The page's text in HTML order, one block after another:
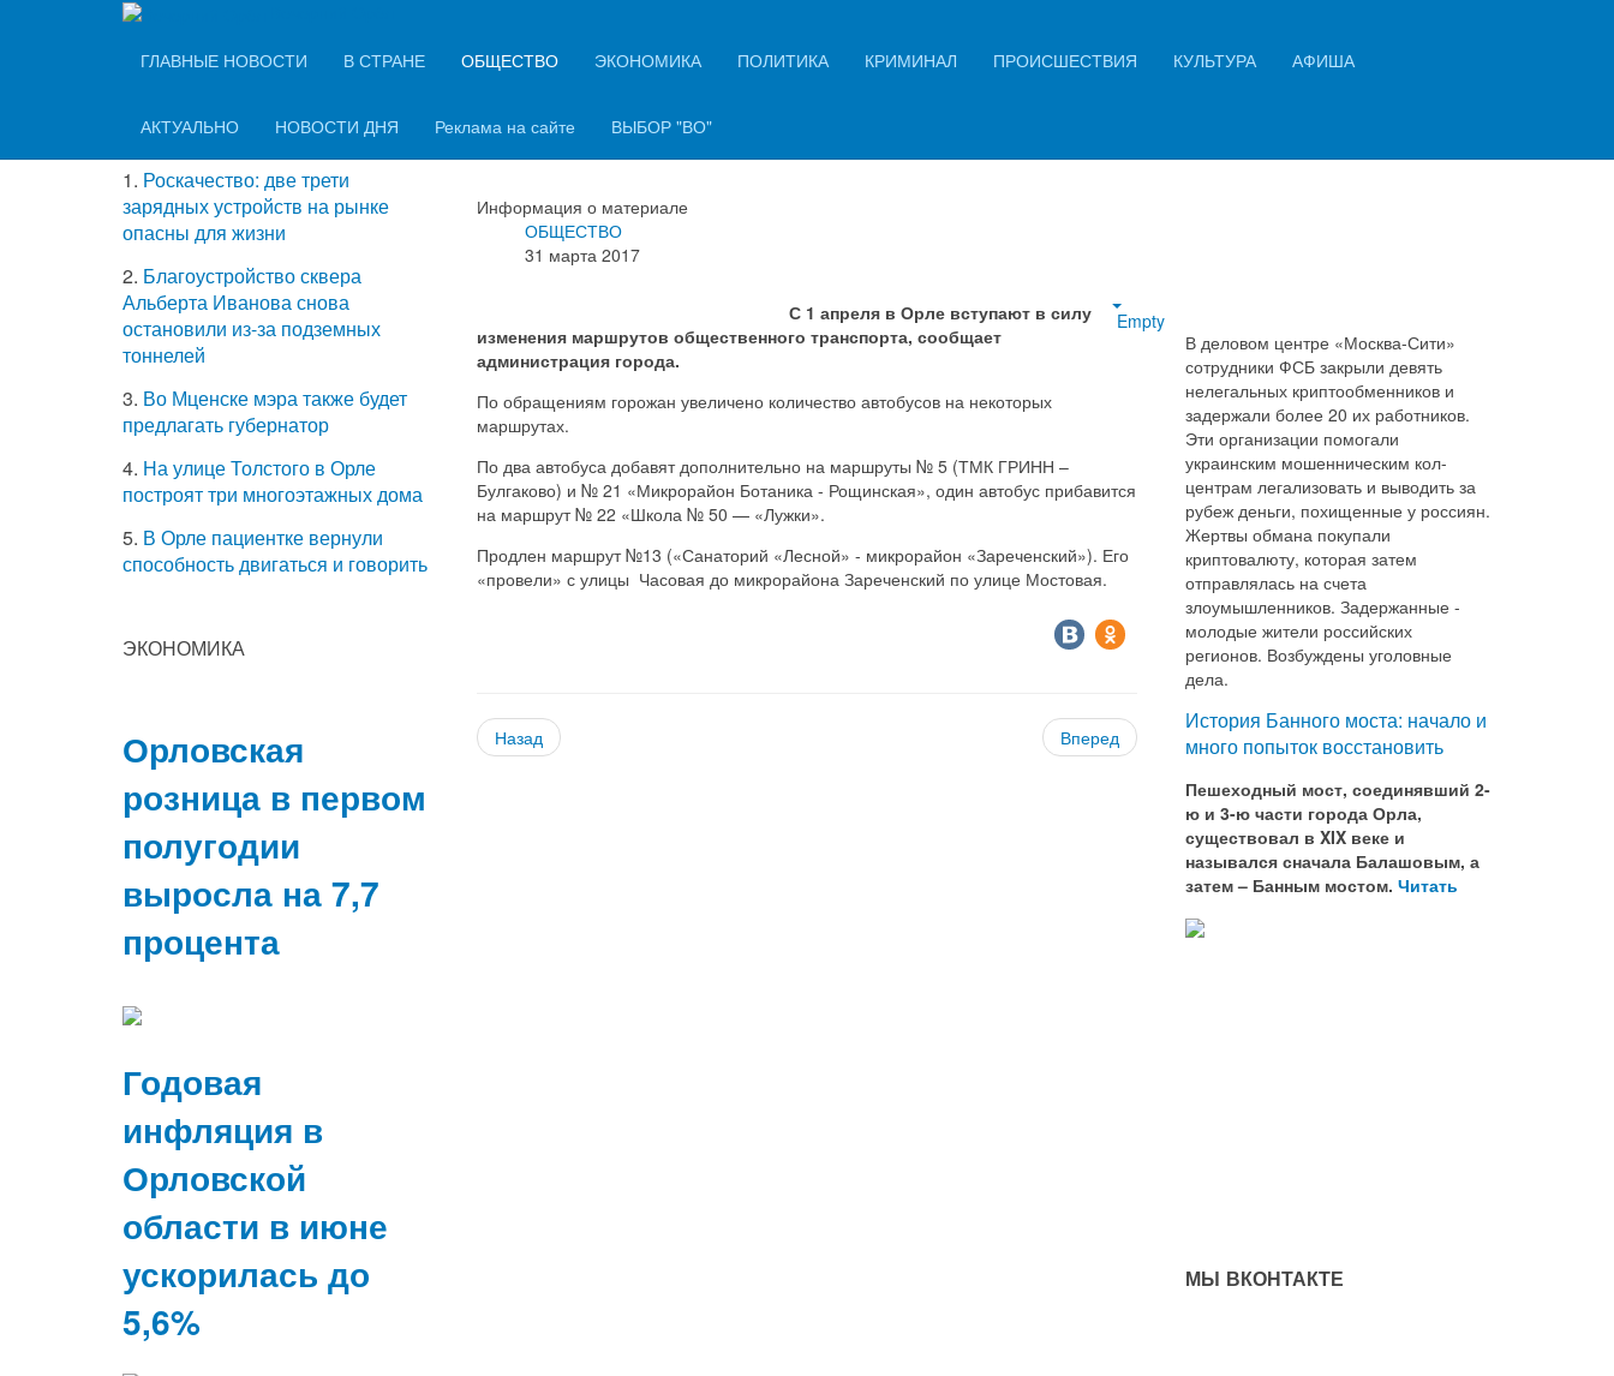
ГЛАВНЫЕ НОВОСТИ
В СТРАНЕ ОБЩЕСТВО ЭКОНОМИКА ПОЛИТИКА КРИМИНАЛ ПРОИСШЕСТВИЯ КУЛЬТУРА АФИША
АКТУАЛЬНО НОВОСТИ ДНЯ Реклама на сайте ВЫБОР "ВО"
В Орле увеличат число автобусов на
трех маршрутах
Информация о материале
ОБЩЕСТВО
31 марта 2017
Empty
С 1 апреля в Орле вступают в силу
изменения маршрутов общественного транспорта, сообщает
администрация города.
По обращениям горожан увеличено количество автобусов на некоторых
маршрутах.
По два автобуса добавят дополнительно на маршруты № 5 (ТМК ГРИНН –
Булгаково) и № 21 «Микрорайон Ботаника - Рощинская», один автобус прибавится
на маршрут № 22 «Школа № 50 — «Лужки».
Продлен маршрут №13 («Санаторий «Лесной» - микрорайон «Зареченский»). Его
«провели» с улицы Часовая до микрорайона Зареченский по улице Мостовая.
Назад Вперед
1. Роскачество: две трети
зарядных устройств на рынке
опасны для жизни
2. Благоустройство сквера
Альберта Иванова снова
остановили из-за подземных
тоннелей
3. Во Мценске мэра также будет
предлагать губернатор
4. На улице Толстого в Орле
построят три многоэтажных дома
5. В Орле пациентке вернули
способность двигаться и говорить
ЭКОНОМИКА
Орловская
розница в первом
полугодии
выросла на 7,7
процента
Годовая
инфляция в
Орловской
области в июне
ускорилась до
5,6%
В деловом центре «Москва-Сити»
сотрудники ФСБ закрыли девять
нелегальных криптообменников и
задержали более 20 их работников.
Эти организации помогали
украинским мошенническим кол-
центрам легализовать и выводить за
рубеж деньги, похищенные у россиян.
Жертвы обмана покупали
криптовалюту, которая затем
отправлялась на счета
злоумышленников. Задержанные -
молодые жители российских
регионов. Возбуждены уголовные
дела.
История Банного моста: начало и
много попыток восстановить
Пешеходный мост, соединявший 2-
ю и 3-ю части города Орла,
существовал в XIX веке и
назывался сначала Балашовым, а
затем – Банным мостом. Читать
МЫ ВКОНТАКТЕ